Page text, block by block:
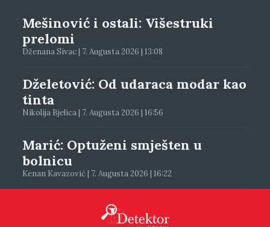
Mešinović i ostali: Višestruki
prelomi
Dženana Sivac | 7. Augusta 2026 | 13:08
Dželetović: Od udaraca modar kao
tinta
Nikolija Bjelica | 7. Augusta 2026 | 16:56
Marić: Optuženi smješten u
bolnicu
Kenan Kavazović | 7. Augusta 2026 | 16:22